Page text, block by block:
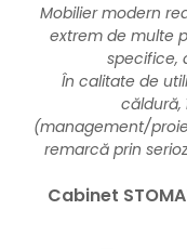
Mobilier modern
extrem de multe
specifice,
În calitate de
căldură,
(management/
remarcă prin
Cabinet